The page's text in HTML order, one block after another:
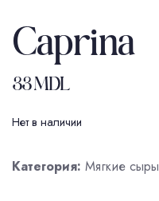
Caprina
33MDL
Нет в наличии
Категория: Мягкие сыры